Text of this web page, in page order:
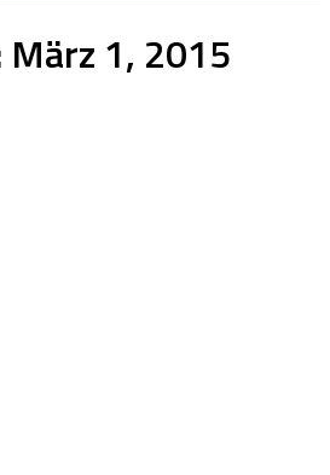
März 1, 2015